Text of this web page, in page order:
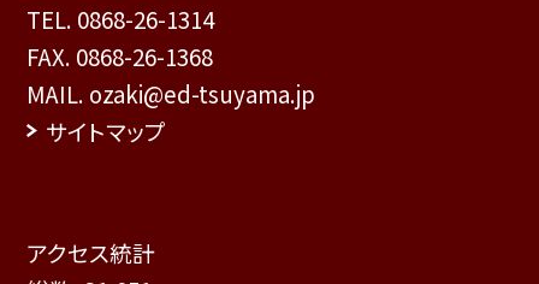
TEL. 0868-26-1314
FAX. 0868-26-1368
MAIL. ozaki@ed-tsuyama.jp
サイトマップ
アクセス統計